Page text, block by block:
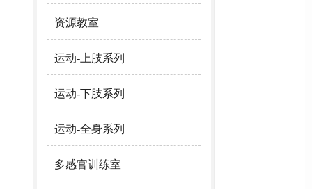
资源教室
运动-上肢系列
运动-下肢系列
运动-全身系列
多感官训练室